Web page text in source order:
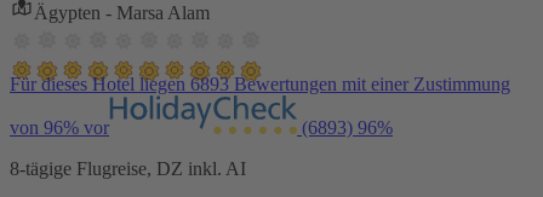
Ägypten - Marsa Alam
Für dieses Hotel liegen 6893 Bewertungen mit einer Zustimmung
von 96% vor (6893) 96%
8-tägige Flugreise, DZ inkl. AI